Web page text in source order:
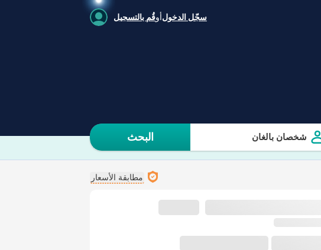
سجّل الدخولأوقُم بالتسجيل
شخصان بالغان البحث
مطابقة الأسعار